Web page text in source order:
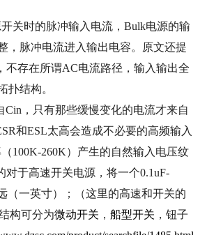
关时的脉冲输入电流，Bulk电源的输
，脉冲电流进入输出电容。原文还提
不存在所谓AC电流路径，输入输出全
扑结构。
，只有那些缓慢变化的电流才来自
和ESL太高会造成不必要的高频输入
100K-260K）产生的自然输入电压纹
于高速开关电源，将一个0.1uF-
（一英寸）；（这里的高速和开关的
构可分为微动开关 ， 船型开关 ，钮子